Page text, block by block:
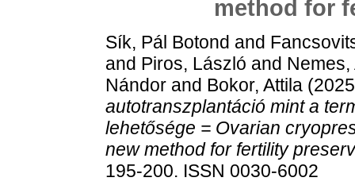
method for
Sík, Pál Botond and
and Piros, László and
Nándor and Bokor, Attila
autotranszplantáció mint a
lehetősége = Ovarian
new method for fertility
195-200. ISSN 0030-6002